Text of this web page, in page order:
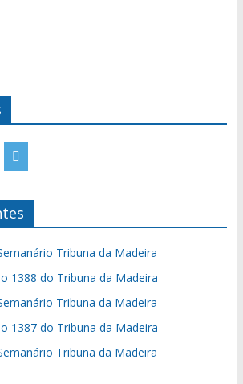
Tribuna da Madeira
1388 do Tribuna da Madeira
Tribuna da Madeira
1387 do Tribuna da Madeira
Tribuna da Madeira